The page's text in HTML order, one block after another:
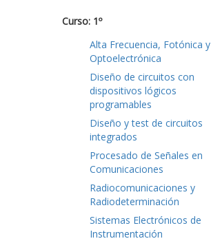
Curso: 1º
Alta Frecuencia, Fotónica y
Optoelectrónica
Diseño de circuitos con
dispositivos lógicos
programables
Diseño y test de circuitos
integrados
Procesado de Señales en
Comunicaciones
Radiocomunicaciones y
Radiodeterminación
Sistemas Electrónicos de
Instrumentación